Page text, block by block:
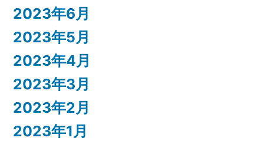
2023年6月
2023年5月
2023年4月
2023年3月
2023年2月
2023年1月